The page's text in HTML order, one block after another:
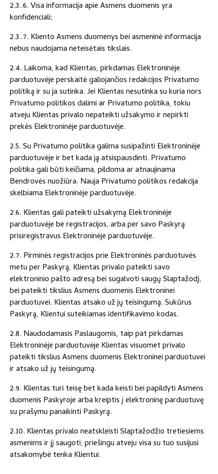
2.3..6. Visa informacija apie Asmens duomenis yra
konfidenciali;
2.3..7. Kliento Asmens duomenys bei asmeninė informacija
nebus naudojama neteisėtais tikslais.
2.4. Laikoma, kad Klientas, pirkdamas Elektroninėje
parduotuvėje perskaitė galiojančios redakcijos Privatumo
politiką ir su ja sutinka. Jei Klientas nesutinka su kuria nors
Privatumo politikos dalimi ar Privatumo politika, tokiu
atveju Klientas privalo nepateikti užsakymo ir nepirkti
prekės Elektroninėje parduotuvėje.
2.5. Su Privatumo politika galima susipažinti Elektroninėje
parduotuvėje ir bet kada ją atsispausdinti. Privatumo
politika gali būti keičiama, pildoma ar atnaujinama
Bendrovės nuožiūra. Nauja Privatumo politikos redakcija
skelbiama Elektroninėje parduotuvėje.
2.6. Klientas gali pateikti užsakymą Elektroninėje
parduotuvėje be registracijos, arba per savo Paskyrą
prisiregistravus Elektroninėje parduotuvėje.
2.7. Pirminės registracijos prie Elektroninės parduotuvės
metu per Paskyrą, Klientas privalo pateikti savo
elektroninio pašto adresą bei sugalvoti saugų Slaptažodį,
bei pateikti tikslius Asmens duomenis Elektroninei
parduotuvei. Klientas atsako už jų teisingumą. Sukūrus
Paskyrą, Klientui suteikiamas identifikavimo kodas.
2.8. Naudodamasis Paslaugomis, taip pat pirkdamas
Elektroninėje parduotuvėje Klientas visuomet privalo
pateikti tikslius Asmens duomenis Elektroninei parduotuvei
ir atsako už jų teisingumą.
2.9. Klientas turi teisę bet kada keisti bei papildyti Asmens
duomenis Paskyroje arba kreiptis į elektroninę parduotuvę
su prašymu panaikinti Paskyrą.
2.10. Klientas privalo neatskleisti Slaptažodžio tretiesiems
asmenims ir jį saugoti, priešingu atveju visa su tuo susijusi
atsakomybė tenka Klientui.